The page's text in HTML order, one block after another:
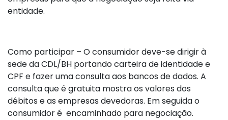
entidade.
Como participar – O consumidor deve-se dirigir à
sede da CDL/BH portando carteira de identidade e
CPF e fazer uma consulta aos bancos de dados. A
consulta que é gratuita mostra os valores dos
débitos e as empresas devedoras. Em seguida o
consumidor é encaminhado para negociação.